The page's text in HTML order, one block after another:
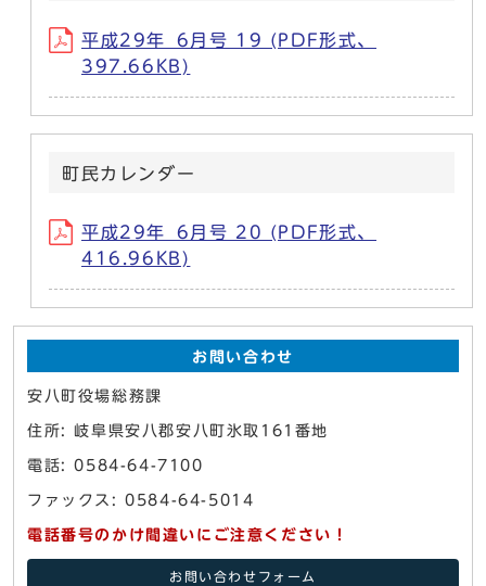
平成29年_6月号 19 (PDF形式、
397.66KB)
町民カレンダー
平成29年_6月号 20 (PDF形式、
416.96KB)
お問い合わせ
安八町役場総務課
住所: 岐阜県安八郡安八町氷取161番地
電話: 0584-64-7100
ファックス: 0584-64-5014
電話番号のかけ間違いにご注意ください！
お問い合わせフォーム